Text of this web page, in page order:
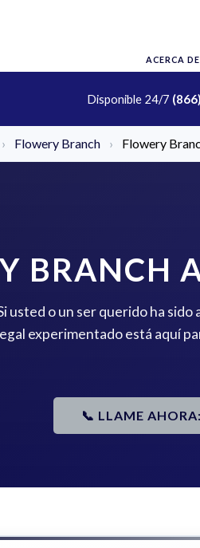
ACERCA DE
Disponible 24/7
› Flowery Branch › Flowery
BRANCH
usted o un ser querido ha
experimentado está aquí
📞 LLAME